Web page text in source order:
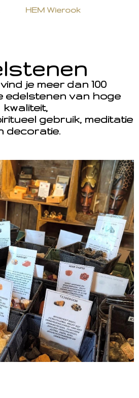
HEM Wierook
je meer dan 100
edelstenen van hoge
kwaliteit,
gebruik, meditatie
decoratie.